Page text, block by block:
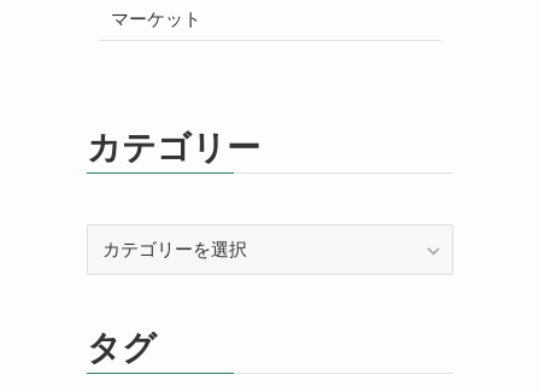
マーケット
カテゴリー
ー
タグ